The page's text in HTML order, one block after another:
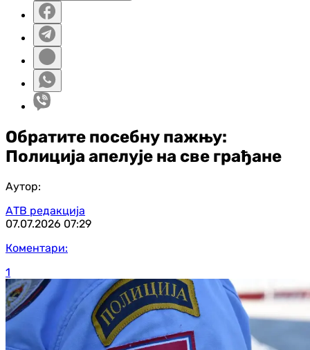
Обратите посебну пажњу:
Полиција апелује на све грађане
Аутор:
АТВ редакција
07.07.2026 07:29
Коментари:
1